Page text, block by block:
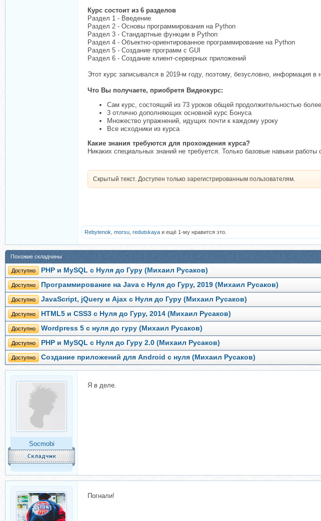
Курс состоит из 6 разделов
Раздел 1 - Введение
Раздел 2 - Основы программирования на Python
Раздел 3 - Стандартные функции в Python
Раздел 4 - Объектно-ориентированное программирование на Python
Раздел 5 - Создание программ с GUI
Раздел 6 - Создание клиент-серверных приложений
Этот курс записывался в 2019-м году, поэтому, безусловно, информация в
Что Вы получаете, приобретя Видеокурс:
Сам курс, состоящий из 73 уроков общей продолжительностью
3 отлично дополняющих основной курс Бонуса
Множество упражнений, идущих почти к каждому уроку
Все исходники из курса
Какие знания требуются для прохождения курса?
Никаких специальных знаний не требуется. Только базовые навыки
Скрытый текст. Доступен только зарегистрированным пользователям.
Rebytenok morsu redutskaya и ещё 1-му нравится это.
Похожие складчины
Доступно PHP и MySQL с Нуля до Гуру (Михаил Русаков)
Доступно Программирование на Java с Нуля до Гуру, 2019 (Михаил Русаков)
Доступно JavaScript, jQuery и Ajax с Нуля до Гуру (Михаил Русаков)
Доступно HTML5 и CSS3 с Нуля до Гуру, 2014 (Михаил Русаков)
Доступно Wordpress 5 с нуля до гуру (Михаил Русаков)
Доступно PHP и MySQL с Нуля до Гуру 2.0 (Михаил Русаков)
Доступно Создание приложений для Android с нуля (Михаил Русаков)
Socmobi
Я в деле.
Погнали!